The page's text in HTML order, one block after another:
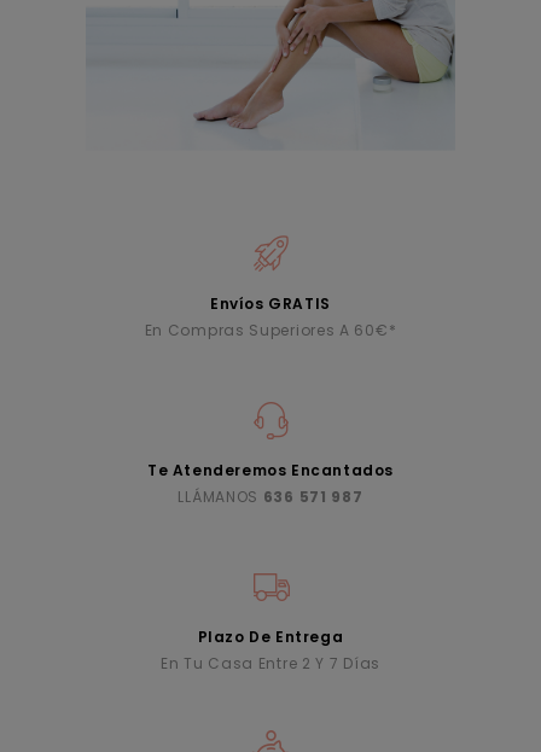
Envíos GRATIS
En Compras Superiores A 60€*
Te Atenderemos Encantados
LLÁMANOS 636 571 987
Plazo De Entrega
En Tu Casa Entre 2 Y 7 Días